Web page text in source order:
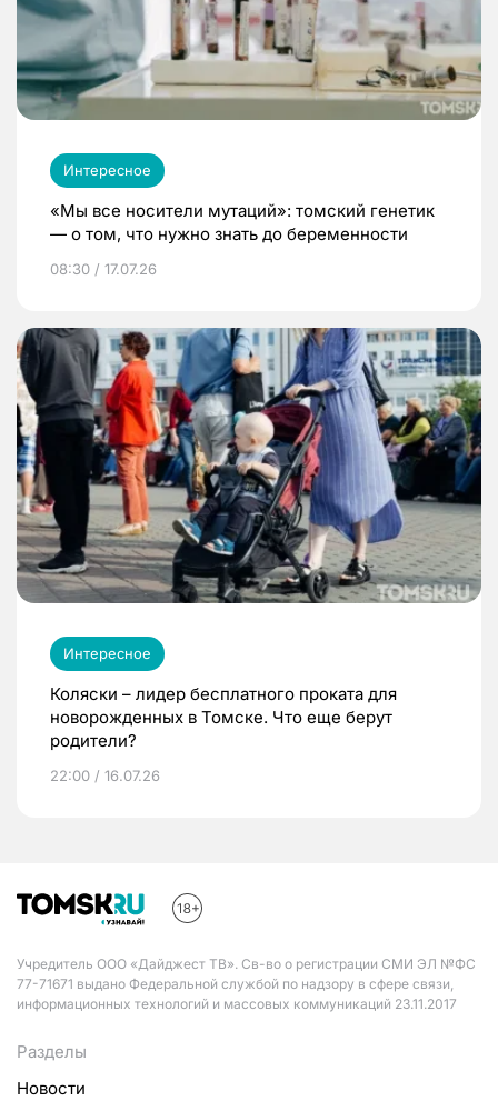
Интересное
«Мы все носители мутаций»: томский генетик
— о том, что нужно знать до беременности
08:30 / 17.07.26
Интересное
Коляски – лидер бесплатного проката для
новорожденных в Томске. Что еще берут
родители?
22:00 / 16.07.26
Учредитель ООО «Дайджест ТВ». Св-во о регистрации СМИ ЭЛ №ФС
77-71671 выдано Федеральной службой по надзору в сфере связи,
информационных технологий и массовых коммуникаций 23.11.2017
Разделы
Новости